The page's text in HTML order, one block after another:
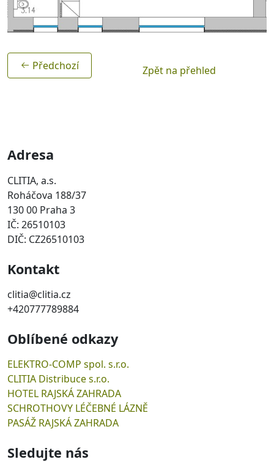
Předchozí Zpět na přehled
Adresa
CLITIA, a.s.
Roháčova 188/37
130 00 Praha 3
IČ: 26510103
DIČ: CZ26510103
Kontakt
clitia@clitia.cz
+420777789884
Oblíbené odkazy
ELEKTRO-COMP spol. s.r.o.
CLITIA Distribuce s.r.o.
HOTEL RAJSKÁ ZAHRADA
SCHROTHOVY LÉČEBNÉ LÁZNĚ
PASÁŽ RAJSKÁ ZAHRADA
Sledujte nás